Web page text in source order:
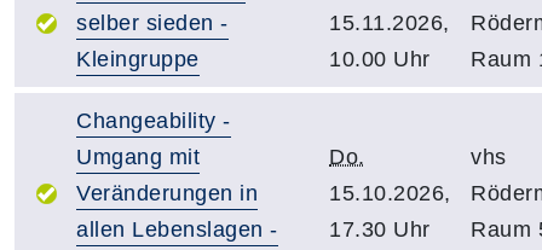
selber sieden -
Kleingruppe
15.11.2026,
10.00 Uhr
Raum
Changeability -
Umgang mit
Veränderungen in
allen Lebenslagen -
Do.
15.10.2026,
17.30 Uhr
vhs
Raum